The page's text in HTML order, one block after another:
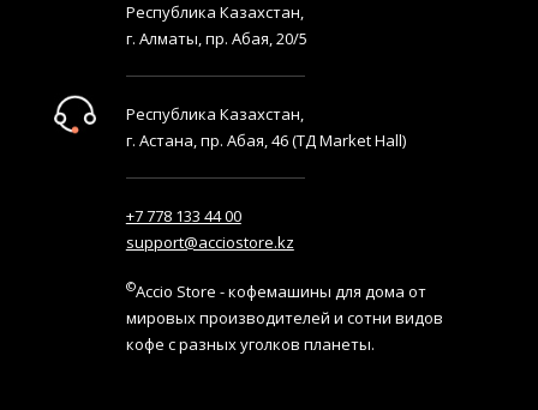
Республика Казахстан,
г. Алматы, пр. Абая, 20/5
Республика Казахстан,
г. Астана, пр. Абая, 46 (ТД Market Hall)
+7 778 133 44 00
support@acciostore.kz
©Accio Store - кофемашины для дома от
мировых производителей и сотни видов
кофе с разных уголков планеты.